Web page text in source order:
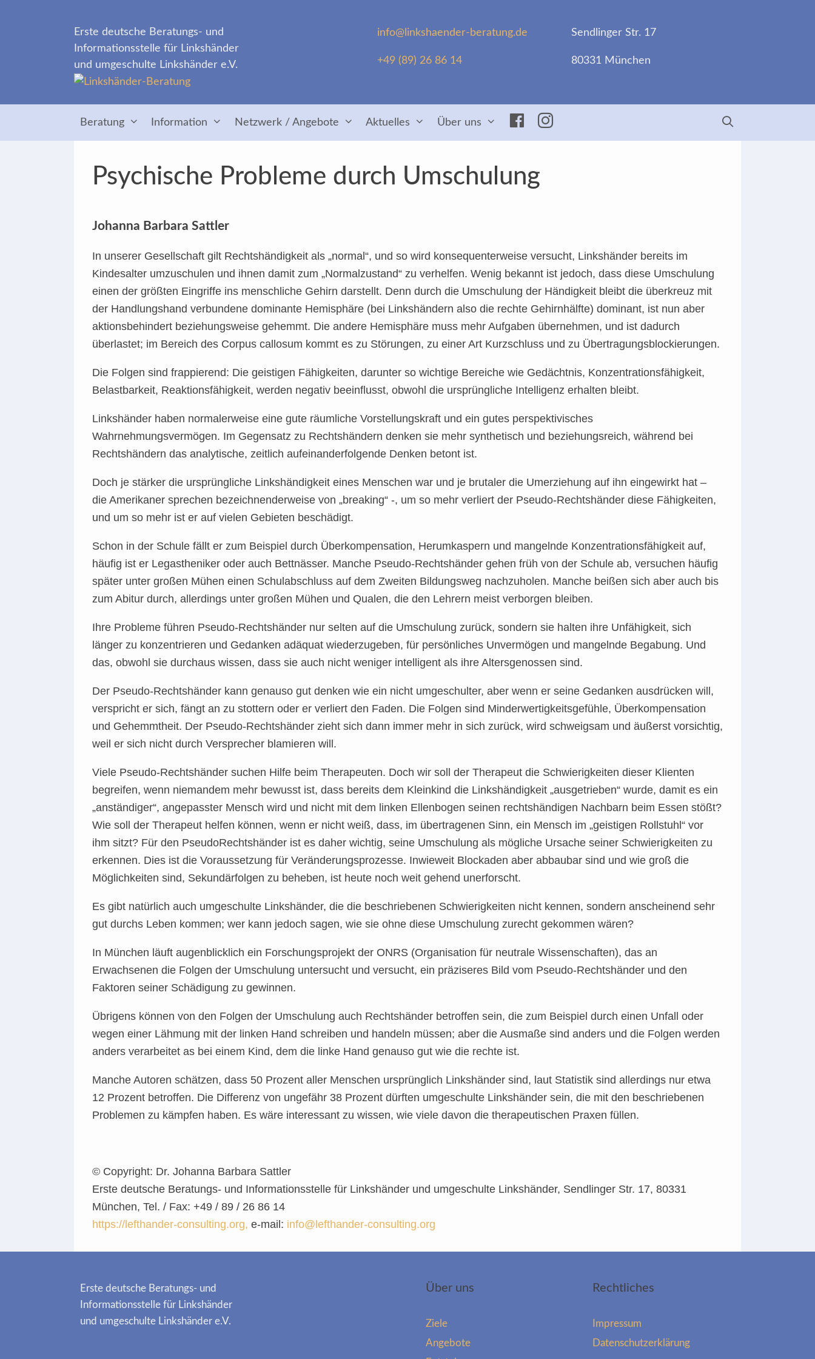
info@linkshaender-beratung.de
+49 (89) 26 86 14
Sendlinger Str. 17
80331 München
Erste deutsche Beratungs- und
Informationsstelle für Linkshänder
und umgeschulte Linkshänder e.V.
Beratung Information Netzwerk / Angebote Aktuelles Über uns Facebook
Insta
Psychische Probleme durch Umschulung
Johanna Barbara Sattler
In unserer Gesellschaft gilt Rechtshändigkeit als „normal“, und so wird konsequenterweise versucht, Linkshänder bereits im
Kindesalter umzuschulen und ihnen damit zum „Normalzustand“ zu verhelfen. Wenig bekannt ist jedoch, dass diese Umschulung
einen der größten Eingriffe ins menschliche Gehirn darstellt. Denn durch die Umschulung der Händigkeit bleibt die überkreuz mit
der Handlungshand verbundene dominante Hemisphäre (bei Linkshändern also die rechte Gehirnhälfte) dominant, ist nun aber
aktionsbehindert beziehungsweise gehemmt. Die andere Hemisphäre muss mehr Aufgaben übernehmen, und ist dadurch
überlastet; im Bereich des Corpus callosum kommt es zu Störungen, zu einer Art Kurzschluss und zu Übertragungsblockierungen.
Die Folgen sind frappierend: Die geistigen Fähigkeiten, darunter so wichtige Bereiche wie Gedächtnis, Konzentrationsfähigkeit,
Belastbarkeit, Reaktionsfähigkeit, werden negativ beeinflusst, obwohl die ursprüngliche Intelligenz erhalten bleibt.
Linkshänder haben normalerweise eine gute räumliche Vorstellungskraft und ein gutes perspektivisches
Wahrnehmungsvermögen. Im Gegensatz zu Rechtshändern denken sie mehr synthetisch und beziehungsreich, während bei
Rechtshändern das analytische, zeitlich aufeinanderfolgende Denken betont ist.
Doch je stärker die ursprüngliche Linkshändigkeit eines Menschen war und je brutaler die Umerziehung auf ihn eingewirkt hat –
die Amerikaner sprechen bezeichnenderweise von „breaking“ -, um so mehr verliert der Pseudo-Rechtshänder diese Fähigkeiten,
und um so mehr ist er auf vielen Gebieten beschädigt.
Schon in der Schule fällt er zum Beispiel durch Überkompensation, Herumkaspern und mangelnde Konzentrationsfähigkeit auf,
häufig ist er Legastheniker oder auch Bettnässer. Manche Pseudo-Rechtshänder gehen früh von der Schule ab, versuchen häufig
später unter großen Mühen einen Schulabschluss auf dem Zweiten Bildungsweg nachzuholen. Manche beißen sich aber auch bis
zum Abitur durch, allerdings unter großen Mühen und Qualen, die den Lehrern meist verborgen bleiben.
Ihre Probleme führen Pseudo-Rechtshänder nur selten auf die Umschulung zurück, sondern sie halten ihre Unfähigkeit, sich
länger zu konzentrieren und Gedanken adäquat wiederzugeben, für persönliches Unvermögen und mangelnde Begabung. Und
das, obwohl sie durchaus wissen, dass sie auch nicht weniger intelligent als ihre Altersgenossen sind.
Der Pseudo-Rechtshänder kann genauso gut denken wie ein nicht umgeschulter, aber wenn er seine Gedanken ausdrücken will,
verspricht er sich, fängt an zu stottern oder er verliert den Faden. Die Folgen sind Minderwertigkeitsgefühle, Überkompensation
und Gehemmtheit. Der Pseudo-Rechtshänder zieht sich dann immer mehr in sich zurück, wird schweigsam und äußerst vorsichtig,
weil er sich nicht durch Versprecher blamieren will.
Viele Pseudo-Rechtshänder suchen Hilfe beim Therapeuten. Doch wir soll der Therapeut die Schwierigkeiten dieser Klienten
begreifen, wenn niemandem mehr bewusst ist, dass bereits dem Kleinkind die Linkshändigkeit „ausgetrieben“ wurde, damit es ein
„anständiger“, angepasster Mensch wird und nicht mit dem linken Ellenbogen seinen rechtshändigen Nachbarn beim Essen stößt?
Wie soll der Therapeut helfen können, wenn er nicht weiß, dass, im übertragenen Sinn, ein Mensch im „geistigen Rollstuhl“ vor
ihm sitzt? Für den PseudoRechtshänder ist es daher wichtig, seine Umschulung als mögliche Ursache seiner Schwierigkeiten zu
erkennen. Dies ist die Voraussetzung für Veränderungsprozesse. Inwieweit Blockaden aber abbaubar sind und wie groß die
Möglichkeiten sind, Sekundärfolgen zu beheben, ist heute noch weit gehend unerforscht.
Es gibt natürlich auch umgeschulte Linkshänder, die die beschriebenen Schwierigkeiten nicht kennen, sondern anscheinend sehr
gut durchs Leben kommen; wer kann jedoch sagen, wie sie ohne diese Umschulung zurecht gekommen wären?
In München läuft augenblicklich ein Forschungsprojekt der ONRS (Organisation für neutrale Wissenschaften), das an
Erwachsenen die Folgen der Umschulung untersucht und versucht, ein präziseres Bild vom Pseudo-Rechtshänder und den
Faktoren seiner Schädigung zu gewinnen.
Übrigens können von den Folgen der Umschulung auch Rechtshänder betroffen sein, die zum Beispiel durch einen Unfall oder
wegen einer Lähmung mit der linken Hand schreiben und handeln müssen; aber die Ausmaße sind anders und die Folgen werden
anders verarbeitet as bei einem Kind, dem die linke Hand genauso gut wie die rechte ist.
Manche Autoren schätzen, dass 50 Prozent aller Menschen ursprünglich Linkshänder sind, laut Statistik sind allerdings nur etwa
12 Prozent betroffen. Die Differenz von ungefähr 38 Prozent dürften umgeschulte Linkshänder sein, die mit den beschriebenen
Problemen zu kämpfen haben. Es wäre interessant zu wissen, wie viele davon die therapeutischen Praxen füllen.
© Copyright: Dr. Johanna Barbara Sattler
Erste deutsche Beratungs- und Informationsstelle für Linkshänder und umgeschulte Linkshänder, Sendlinger Str. 17, 80331
München, Tel. / Fax: +49 / 89 / 26 86 14
https://lefthander-consulting.org, e-mail: info@lefthander-consulting.org
Erste deutsche Beratungs- und
Informationsstelle für Linkshänder
und umgeschulte Linkshänder e.V.
Über uns
Ziele
Angebote
Rechtliches
Impressum
Datenschutzerklärung